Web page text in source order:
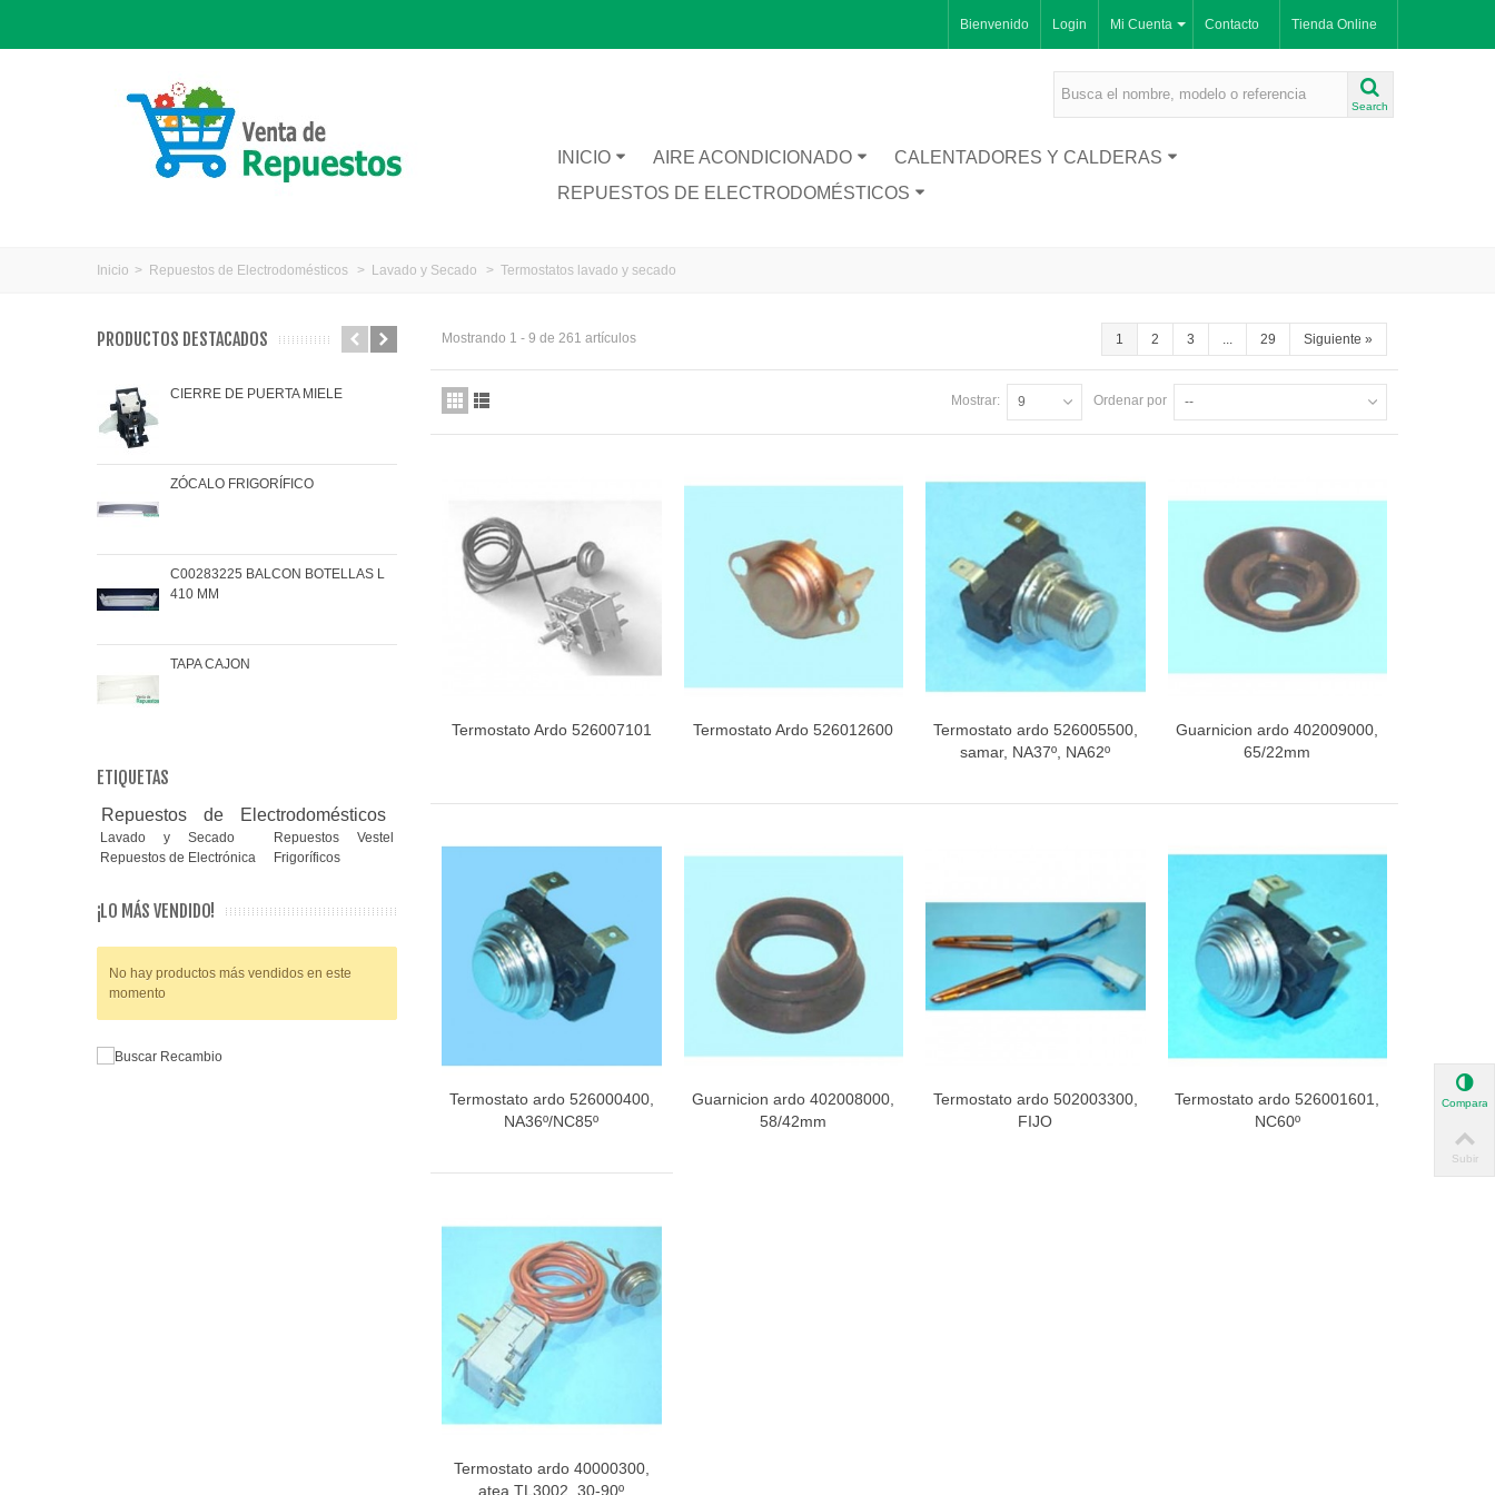
Tienda Online
Contacto
Mi Cuenta
Bienvenido Login
Search
INICIO AIRE ACONDICIONADO
CALENTADORES Y CALDERAS
REPUESTOS DE ELECTRODOMÉSTICOS
Inicio > Repuestos de Electrodomésticos > Lavado y Secado > Termostatos lavado y secado
PRODUCTOS DESTACADOS
CIERRE DE PUERTA MIELE
ZÓCALO FRIGORÍFICO
C00283225 BALCON BOTELLAS L
410 MM
TAPA CAJON
JARRA CATA BT1200
JUNTA INFERIOR PUERTA 1491281
COJINETE RODAMIENTOS FAGOR-
BRANDT
MANETA / MANGO HORNO
ETIQUETAS
Repuestos de Electrodomésticos
Lavado y Secado
Repuestos Vestel
Repuestos de Electrónica
Frigoríficos
¡LO MÁS VENDIDO!
No hay productos más vendidos en este
momento
1 2 3 ... 29 Siguiente »
Mostrando 1 - 9 de 261 artículos
Ordenar por --
Mostrar: 9
Vista rápida
Termostato Ardo 526007101 Vista rápida
Termostato Ardo 526012600 Vista rápida
Termostato ardo 526005500,
samar, NA37º, NA62º
Vista rápida
Guarnicion ardo 402009000,
65/22mm
Vista rápida
Termostato ardo 526000400,
NA36º/NC85º
Vista rápida
Guarnicion ardo 402008000,
58/42mm
Vista rápida
Termostato ardo 502003300,
FIJO
Vista rápida
Termostato ardo 526001601,
NC60º
Vista rápida
Termostato ardo 40000300,
atea TL3002, 30-90º
Comparar
Subir